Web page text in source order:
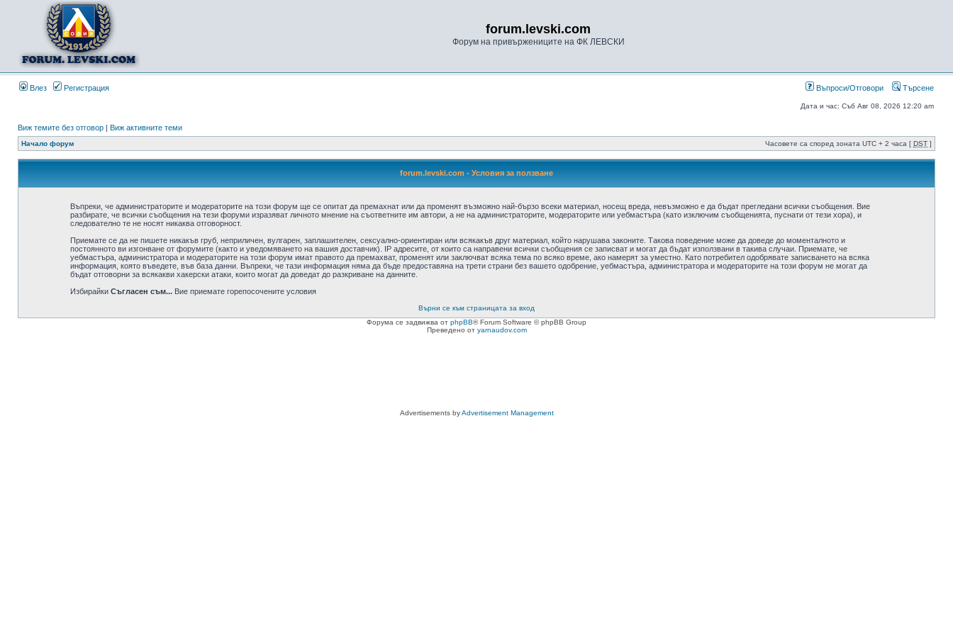
forum.levski.com
Форум на привържениците на ФК ЛЕВСКИ
Влез Регистрация Въпроси/Отговори Търсене
Дата и час: Съб Авг 08, 2026 12:20 am
Виж темите без отговор | Виж активните теми
Начало форум Часовете са според зоната UTC + 2 часа [ DST ]
forum.levski.com - Условия за ползване
Въпреки, че администраторите и модераторите на този форум ще се опитат да премахнат или да променят възможно най-бързо всеки материал, носещ вреда, невъзможно е да бъдат прегледани всички съобщения. Вие
разбирате, че всички съобщения на тези форуми изразяват личното мнение на съответните им автори, а не на администраторите, модераторите или уебмастъра (като изключим съобщенията, пуснати от тези хора), и
следователно те не носят никаква отговорност.
Приемате се да не пишете никакъв груб, неприличен, вулгарен, заплашителен, сексуално-ориентиран или всякакъв друг материал, който нарушава законите. Такова поведение може да доведе до моменталното и
постоянното ви изгонване от форумите (както и уведомяването на вашия доставчик). IP адресите, от които са направени всички съобщения се записват и могат да бъдат използвани в такива случаи. Приемате, че
уебмастъра, администратора и модераторите на този форум имат правото да премахват, променят или заключват всяка тема по всяко време, ако намерят за уместно. Като потребител одобрявате записването на всяка
информация, която въведете, във база данни. Въпреки, че тази информация няма да бъде предоставяна на трети страни без вашето одобрение, уебмастъра, администратора и модераторите на този форум не могат да
бъдат отговорни за всякакви хакерски атаки, които могат да доведат до разкриване на данните.
Избирайки Съгласен съм...Вие приемате горепосочените условия
Върни се към страницата за вход
Форума се задвижва от phpBB® Forum Software © phpBB Group
Преведено от yarnaudov.com
Advertisements byAdvertisement Management